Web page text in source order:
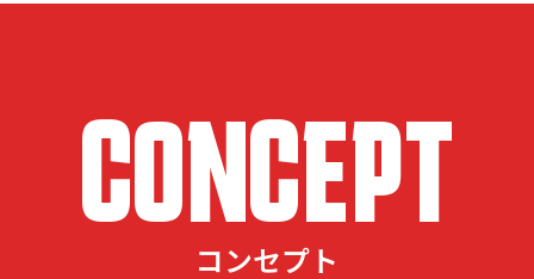
CONCEPT
コンセプト